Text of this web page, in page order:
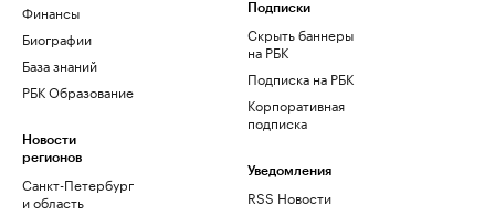
Финансы
Биографии
База знаний
РБК Образование
Новости
регионов
Санкт-Петербург
и область
Подписки
Скрыть баннеры
на РБК
Подписка на РБК
Корпоративная
подписка
Уведомления
RSS Новости